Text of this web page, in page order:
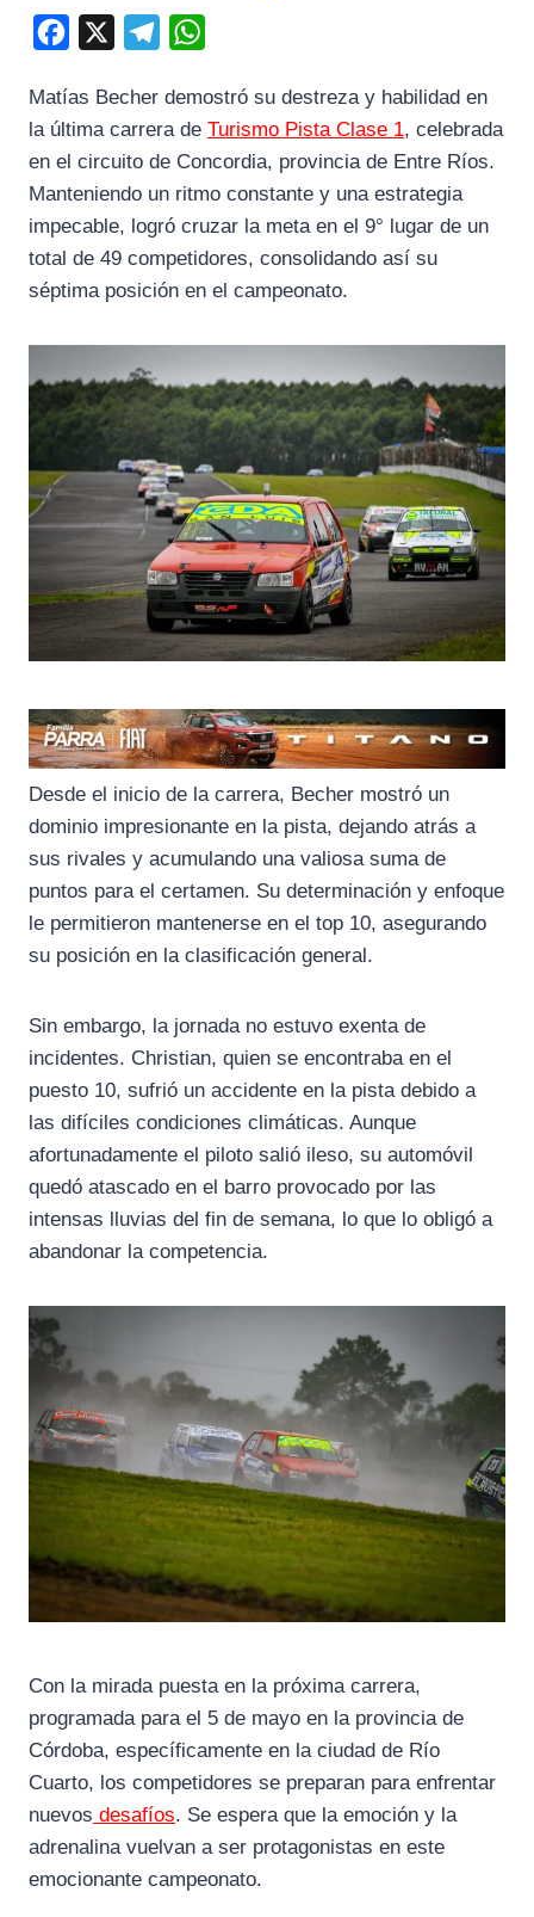
c
e
b
k
e
g
m
a
t
s
p
p
Matías Becher demostró su destreza y habilidad en
la última carrera de Turismo Pista Clase 1, celebrada
en el circuito de Concordia, provincia de Entre Ríos.
Manteniendo un ritmo constante y una estrategia
impecable, logró cruzar la meta en el 9° lugar de un
total de 49 competidores, consolidando así su
séptima posición en el campeonato.
Desde el inicio de la carrera, Becher mostró un
dominio impresionante en la pista, dejando atrás a
sus rivales y acumulando una valiosa suma de
puntos para el certamen. Su determinación y enfoque
le permitieron mantenerse en el top 10, asegurando
su posición en la clasificación general.
Sin embargo, la jornada no estuvo exenta de
incidentes. Christian, quien se encontraba en el
puesto 10, sufrió un accidente en la pista debido a
las difíciles condiciones climáticas. Aunque
afortunadamente el piloto salió ileso, su automóvil
quedó atascado en el barro provocado por las
intensas lluvias del fin de semana, lo que lo obligó a
abandonar la competencia.
Con la mirada puesta en la próxima carrera,
programada para el 5 de mayo en la provincia de
Córdoba, específicamente en la ciudad de Río
Cuarto, los competidores se preparan para enfrentar
nuevos desafíos. Se espera que la emoción y la
adrenalina vuelvan a ser protagonistas en este
emocionante campeonato.